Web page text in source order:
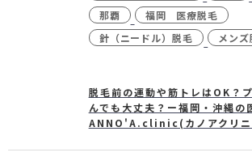
那覇
福岡 医療脱毛
針（ニードル）脱毛
メン
脱毛前の運動や筋トレはOK？
んでも大丈夫？ー福岡・沖縄の
ANNO'A.clinic(カノアクリニ